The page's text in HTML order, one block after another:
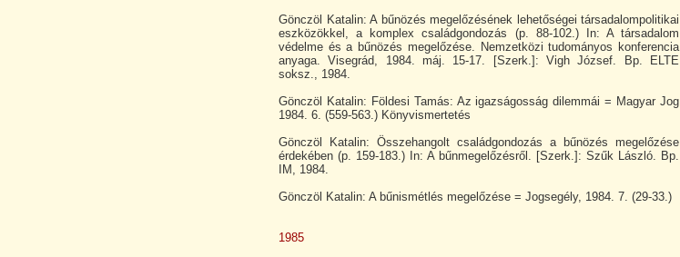
Gönczöl Katalin: A bűnözés megelőzésének lehetőségei társadalompolitikai
eszközökkel, a komplex családgondozás (p. 88-102.) In: A társadalom
védelme és a bűnözés megelőzése. Nemzetközi tudományos konferencia
anyaga. Visegrád, 1984. máj. 15-17. [Szerk.]: Vigh József. Bp. ELTE
soksz., 1984.
Gönczöl Katalin: Földesi Tamás: Az igazságosság dilemmái = Magyar Jog
1984. 6. (559-563.) Könyvismertetés
Gönczöl Katalin: Összehangolt családgondozás a bűnözés megelőzése
érdekében (p. 159-183.) In: A bűnmegelőzésről. [Szerk.]: Szűk László. Bp.
IM, 1984.
Gönczöl Katalin: A bűnismétlés megelőzése = Jogsegély, 1984. 7. (29-33.)
1985